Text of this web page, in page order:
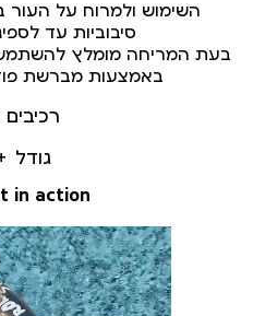
רכיבים
גודל
השימוש ולמרוח על העור
סיבוביות עד
בעת המריחה מומלץ
באמצעות מברשת
in action